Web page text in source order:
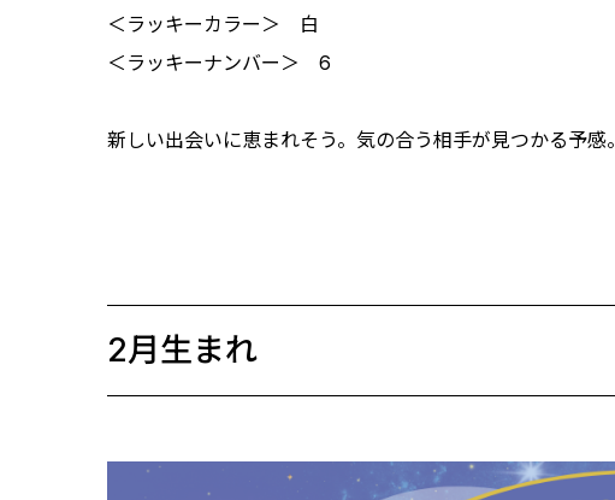
＜ラッキーカラー＞ 白
＜ラッキーナンバー＞ 6
新しい出会いに恵まれそう。気の合う相手が見つかる予感。
2月生まれ